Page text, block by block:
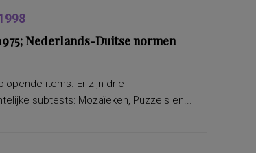
Nederlands-Duitse normen
items. Er zijn drie
subtests: Mozaïeken, Puzzels en...